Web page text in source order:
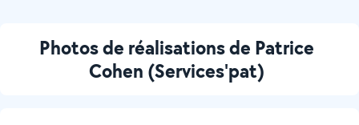
Photos de réalisations de Patrice
Cohen (Services'pat)